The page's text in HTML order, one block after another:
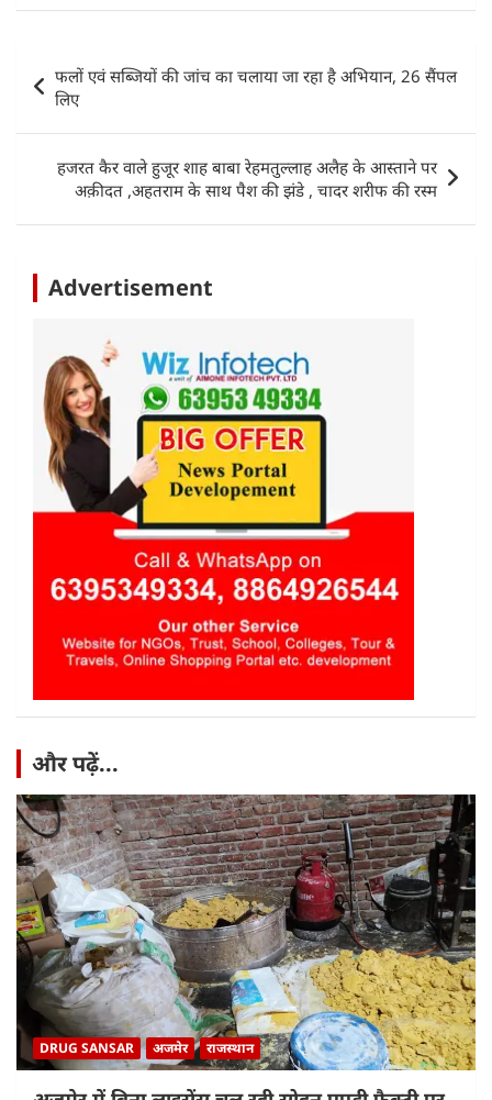
at
s
A
p
p
c
e
b
o
o
k
itt
er
k
e
dI
n
ai
l
ar
e
navigation
फलों एवं सब्जियों की जांच का चलाया जा रहा है अभियान, 26 सैंपल
लिए
हजरत कैर वाले हुजूर शाह बाबा रेहमतुल्लाह अलैह के आस्ताने पर
अक़ीदत ,अहतराम के साथ पैश की झंडे , चादर शरीफ की रस्म
Advertisement
और पढ़ें...
DRUG SANSAR अजमेर राजस्थान